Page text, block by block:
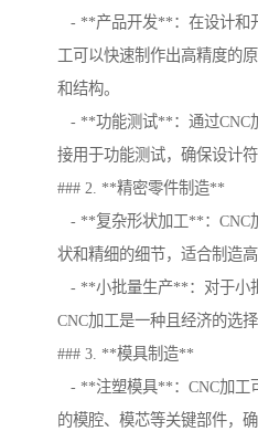
- **产品开发**：在设计和
工可以快速制作出高精度的
和结构。
- **功能测试**：通过CNC
接用于功能测试，确保设计符
### 2. **精密零件制造**
- **复杂形状加工**：CNC
状和精细的细节，适合制造高
- **小批量生产**：对于小
CNC加工是一种且经济的选择
### 3. **模具制造**
- **注塑模具**：CNC加工
的模腔、模芯等关键部件，